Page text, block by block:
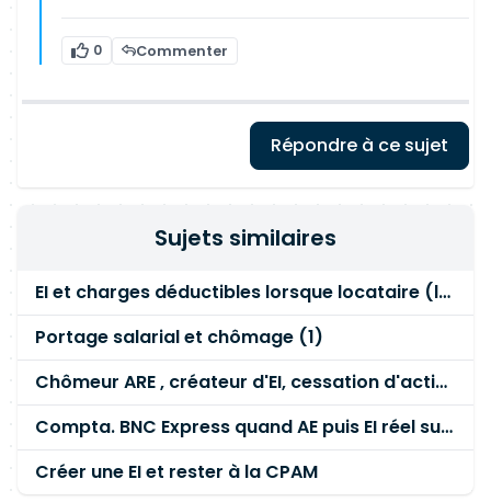
0 Commenter
Répondre à ce sujet
Sujets similaires
EI et charges déductibles lorsque locataire (loyer, edf etc)
Portage salarial et chômage (1)
Chômeur ARE , créateur d'EI, cessation d'activité libérale
Compta. BNC Express quand AE puis EI réel sur même excercice
Créer une EI et rester à la CPAM